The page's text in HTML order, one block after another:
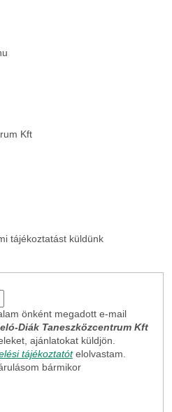
mKft
tájékoztatást küldünk
önként megadott e-mail
Diák Taneszközcentrum Kft
ajánlatokat küldjön.
tájékoztatót elolvastam.
bármikor